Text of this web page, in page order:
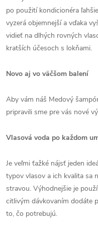
po použití kondicionéra
vyzerá objemnejší a vďaka
vidieť na dlhých rovných
kratších účesoch s lokňami.
Novo aj vo väčšom balení
Aby vám náš Medový
pripravili sme pre vás nové
Vlasová voda po každom
Je veľmi ťažké nájsť jeden
typov vlasov a ich kvalita sa
stravou. Výhodnejšie je
citlivým dávkovaním dodáte
to, čo potrebujú.